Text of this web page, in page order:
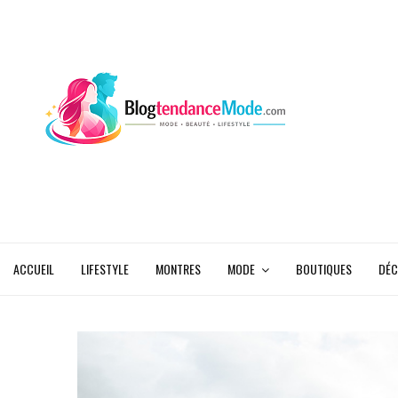
ACCUEIL LIFESTYLE MONTRES MODE BOUTIQUES